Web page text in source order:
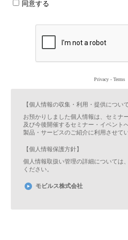
同意する
Privacy- Terms
【個人情報の収集・利用・提供について
お預かりしました個人情報は、セミナ
及び今後開催するセミナー・イベント
製品・サービスのご紹介に利用させて
【個人情報保護方針】
個人情報取扱い管理の詳細については
ください。
モビルス株式会社